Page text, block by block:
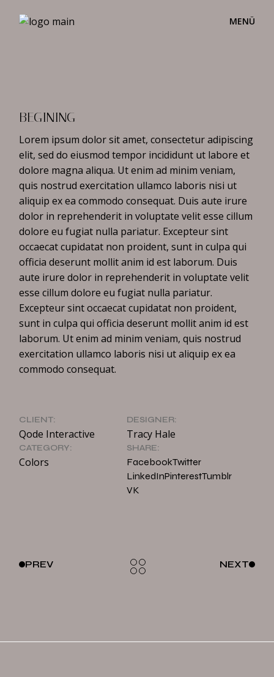
BEGINING
Lorem ipsum dolor sit amet, consectetur adipiscing
elit, sed do eiusmod tempor incididunt ut labore et
dolore magna aliqua. Ut enim ad minim veniam,
quis nostrud exercitation ullamco laboris nisi ut
aliquip ex ea commodo consequat. Duis aute irure
dolor in reprehenderit in voluptate velit esse cillum
dolore eu fugiat nulla pariatur. Excepteur sint
occaecat cupidatat non proident, sunt in culpa qui
officia deserunt mollit anim id est laborum. Duis
aute irure dolor in reprehenderit in voluptate velit
esse cillum dolore eu fugiat nulla pariatur.
Excepteur sint occaecat cupidatat non proident,
sunt in culpa qui officia deserunt mollit anim id est
laborum. Ut enim ad minim veniam, quis nostrud
exercitation ullamco laboris nisi ut aliquip ex ea
commodo consequat.
CLIENT:
Qode Interactive
DESIGNER:
Tracy Hale
CATEGORY:
Colors
SHARE:
FacebookTwitter
LinkedInPinterestTumblr
VK
PREV NEXT